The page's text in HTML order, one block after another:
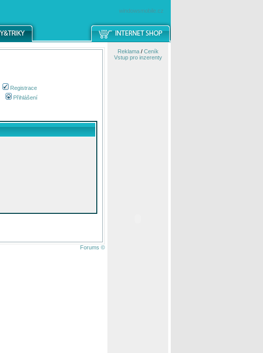
windowsmobile.cz
Registrace
Přihlášení
Forums ©
Reklama/ Ceník
Vstup pro inzerenty